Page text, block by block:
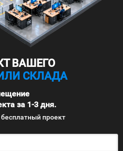
ВАШЕГО
СКЛАДА
за 1-3 дня.
проект